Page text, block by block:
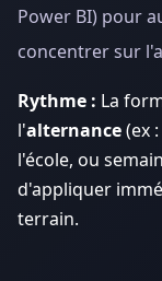
Power BI) pour
concentrer sur
Rythme : La
l'alternance(ex
l'école, ou
d'appliquer
terrain.